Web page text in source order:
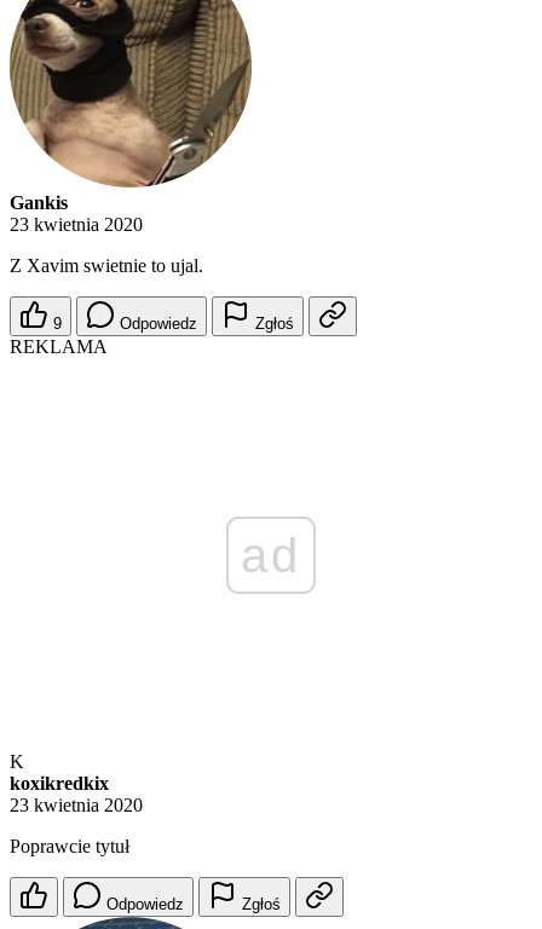
Gankis
23 kwietnia 2020
Z Xavim swietnie to ujal.
9 Odpowiedz Zgłoś
REKLAMA
ad
K
koxikredkix
23 kwietnia 2020
Poprawcie tytuł
Odpowiedz Zgłoś